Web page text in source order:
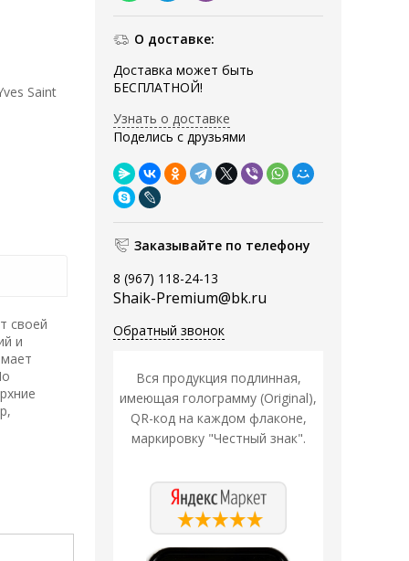
О доставке:
Доставка может быть
БЕСПЛАТНОЙ!
Узнать о доставке
Поделись с друзьями
Заказывайте по телефону
8 (967) 118-24-13
Shaik-Premium@bk.ru
Обратный звонок
Вся продукция подлинная,
имеющая голограмму (Original),
QR-код на каждом флаконе,
маркировку "Честный знак".
Saint
своей
и